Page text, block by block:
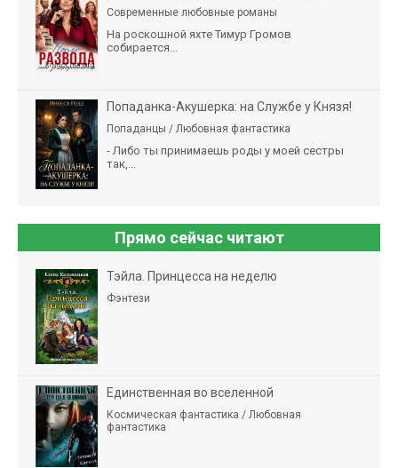
Современные любовные романы
На роскошной яхте Тимур Громов
собирается...
Попаданка-Акушерка: на Службе у Князя!
Попаданцы / Любовная фантастика
- Либо ты принимаешь роды у моей сестры
так,...
Прямо сейчас читают
Тэйла. Принцесса на неделю
Фэнтези
Единственная во вселенной
Космическая фантастика / Любовная
фантастика